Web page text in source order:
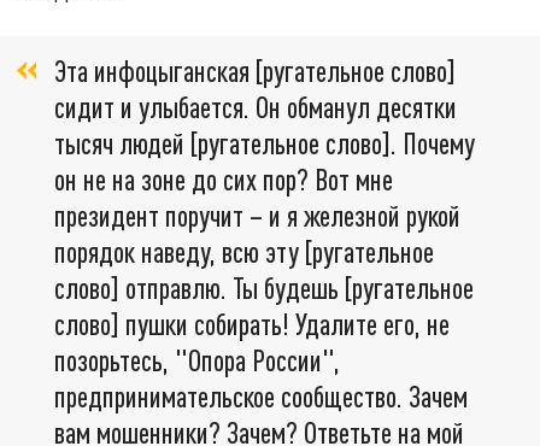
Эта инфоцыганская [ругательное слово]
сидит и улыбается. Он обманул десятки
тысяч людей [ругательное слово]. Почему
он не на зоне до сих пор? Вот мне
президент поручит – и я железной рукой
порядок наведу, всю эту [ругательное
слово] отправлю. Ты будешь [ругательное
слово] пушки собирать! Удалите его, не
позорьтесь, "Опора России",
предпринимательское сообщество. Зачем
вам мошенники? Зачем? Ответьте на мой